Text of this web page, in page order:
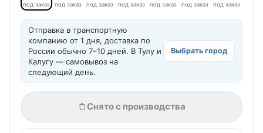
под заказ под заказ под заказ под заказ под заказ под заказ под заказ
Отправка в транспортную
компанию от 1 дня, доставка по
России обычно 7–10 дней. В Тулу и
Калугу — самовывоз на
следующий день.
Выбрать город
Снято с производства